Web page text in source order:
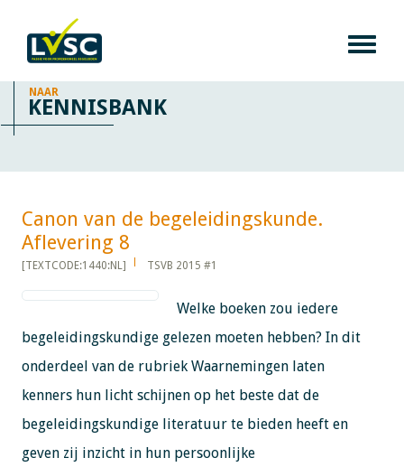
NAAR
KENNISBANK
Canon van de begeleidingskunde.
Aflevering 8​​​​​​
[TEXTCODE:1440:NL] TSVB 2015 #1
Welke boeken zou iedere
begeleidingskundige gelezen moeten hebben? In dit
onderdeel van de rubriek Waarnemingen laten
kenners hun licht schijnen op het beste dat de
begeleidingskundige literatuur te bieden heeft en
geven zij inzicht in hun persoonlijke